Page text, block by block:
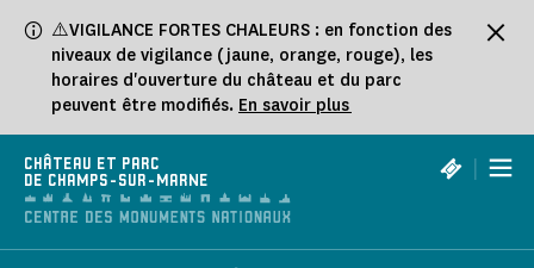
⚠️VIGILANCE FORTES CHALEURS : en fonction des
niveaux de vigilance (jaune, orange, rouge), les
horaires d'ouverture du château et du parc
peuvent être modifiés. En savoir plus
CHÂTEAU ET PARC
DE CHAMPS-SUR-MARNE
|